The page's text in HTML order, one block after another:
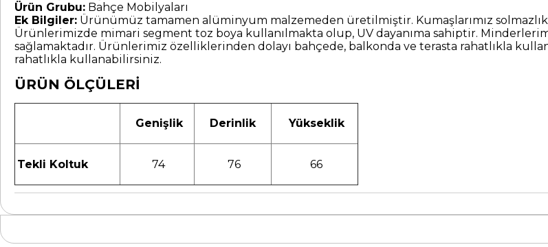
Ürün Grubu: Bahçe Mobilyaları
Ek Bilgiler: Ürünümüz tamamen alüminyum malzemeden üretilmiştir. Kumaşlarımız
Ürünlerimizde mimari segment toz boya kullanılmakta olup, UV dayanıma sahiptir.
sağlamaktadır. Ürünlerimiz özelliklerinden dolayı bahçede, balkonda ve terasta rahatlıkla
rahatlıkla kullanabilirsiniz.
ÜRÜN ÖLÇÜLERİ
Genişlik Derinlik Yükseklik
Tekli Koltuk 74 76 66